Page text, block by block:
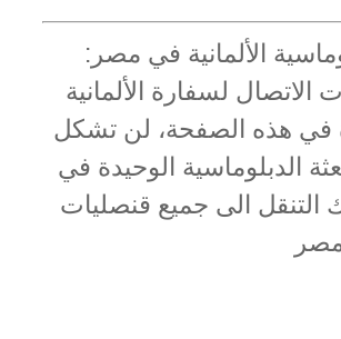
الألمانية في مصر:
الاتصال لسفارة الألمانية
في هذه الصفحة، لن تشكل
الدبلوماسية الوحيدة في
التنقل الى جميع قنصليات